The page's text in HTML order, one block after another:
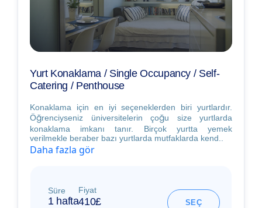
Yurt Konaklama / Single Occupancy / Self-
Catering / Penthouse
Konaklama için en iyi seçeneklerden biri yurtlardır.
Öğrenciyseniz üniversitelerin çoğu size yurtlarda
konaklama imkanı tanır. Birçok yurtta yemek
verilmekle beraber bazı yurtlarda mutfaklarda kend..
Daha fazla gör
Süre
1 hafta
Fiyat
410£ SEÇ